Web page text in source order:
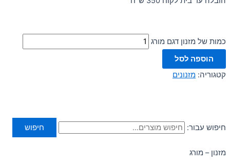
כמות של מזנון דגם מורג
הוספה לסל
קטגוריה: מזנונים
חיפוש עבור: חיפוש
מזנון – מורג